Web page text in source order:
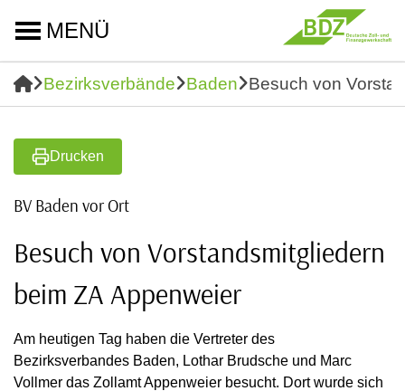
MENÜ
Bezirksverbände Baden Besuch von
Drucken
BV Baden vor Ort
Besuch von Vorstandsmitgliedern
beim ZA Appenweier
Am heutigen Tag haben die Vertreter des
Bezirksverbandes Baden, Lothar Brudsche und Marc
Vollmer das Zollamt Appenweier besucht. Dort wurde sich